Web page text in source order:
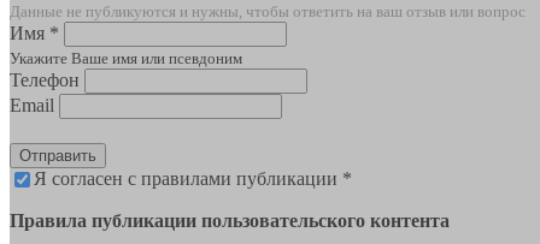
Данные не публикуются и нужны, чтобы ответить на ваш отзыв или вопрос
Имя *
Укажите Ваше имя или псевдоним
Телефон
Email
Отправить
Я согласен с правилами публикации *
Правила публикации пользовательского контента